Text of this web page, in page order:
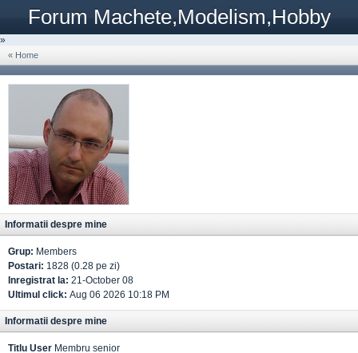
Forum Machete,Modelism,Hobby
»
« Home
Informatii despre mine
Grup: Members
Postari: 1828 (0.28 pe zi)
Inregistrat la: 21-October 08
Ultimul click: Aug 06 2026 10:18 PM
Informatii despre mine
Titlu User Membru senior